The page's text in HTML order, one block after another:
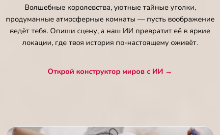
Волшебные королевства, уютные тайные уголки,
продуманные атмосферные комнаты — пусть воображение
ведёт тебя. Опиши сцену, а наш ИИ превратит её в яркие
локации, где твоя история по-настоящему оживёт.
Открой конструктор миров с ИИ →